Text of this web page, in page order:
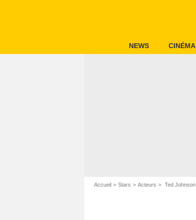
NEWS CINÉMA
Accueil Stars Acteurs Ted Johnson